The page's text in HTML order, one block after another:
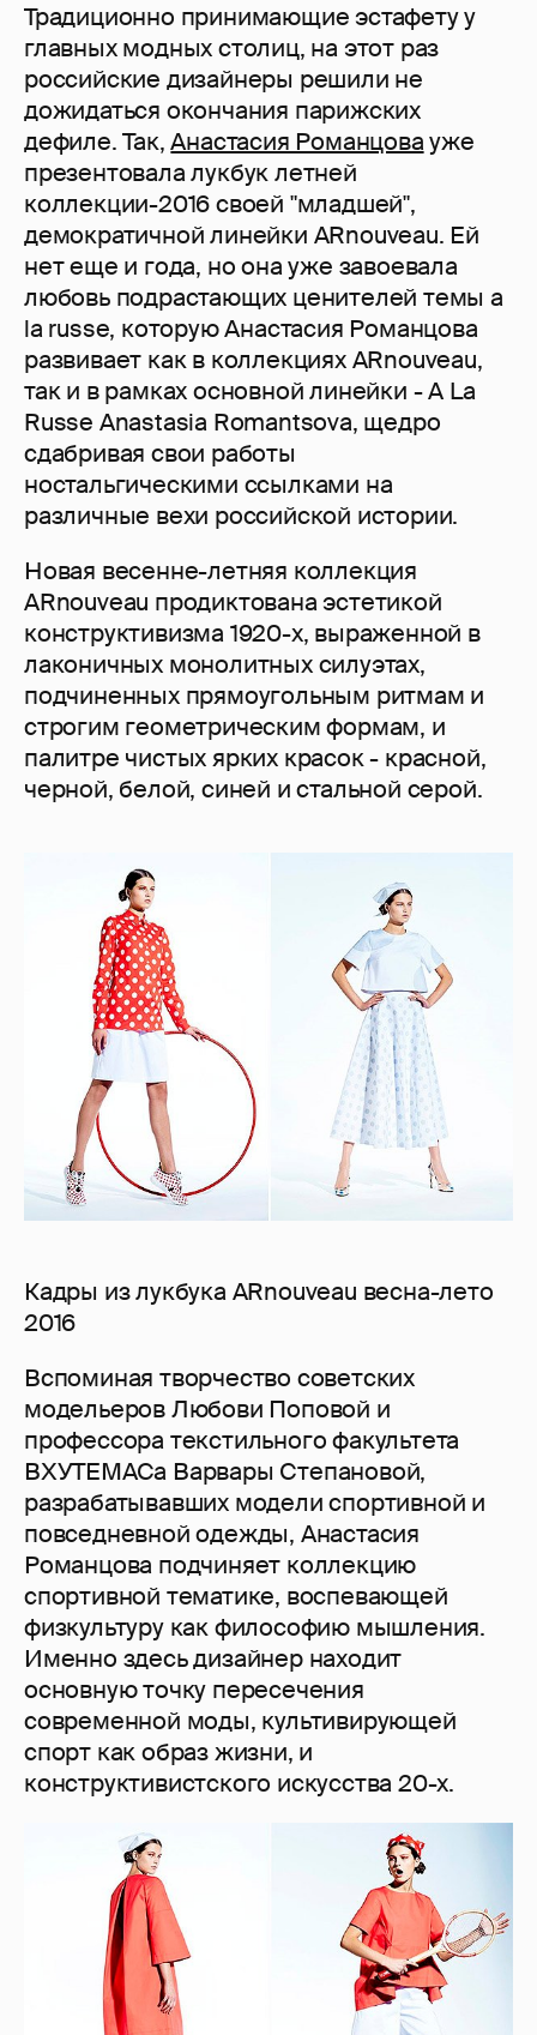
Традиционно принимающие эстафету у
главных модных столиц, на этот раз
российские дизайнеры решили не
дожидаться окончания парижских
дефиле. Так,Анастасия Романцовауже
презентовала лукбук летней
коллекции-2016 своей "младшей",
демократичной линейки ARnouveau. Ей
нет еще и года, но она уже завоевала
любовь подрастающих ценителей темы a
la russe, которую Анастасия Романцова
развивает как в коллекциях ARnouveau,
так и в рамках основной линейки - A La
Russe Anastasia Romantsova, щедро
сдабривая свои работы
ностальгическими ссылками на
различные вехи российской истории.
Новая весенне-летняя коллекция
ARnouveau продиктована эстетикой
конструктивизма 1920-х, выраженной в
лаконичных монолитных силуэтах,
подчиненных прямоугольным ритмам и
строгим геометрическим формам, и
палитре чистых ярких красок - красной,
черной, белой, синей и стальной серой.
Кадры из лукбука ARnouveau весна-лето
2016
Вспоминая творчество советских
модельеров Любови Поповой и
профессора текстильного факультета
ВХУТЕМАСа Варвары Степановой,
разрабатывавших модели спортивной и
повседневной одежды, Анастасия
Романцова подчиняет коллекцию
спортивной тематике, воспевающей
физкультуру как философию мышления.
Именно здесь дизайнер находит
основную точку пересечения
современной моды, культивирующей
спорт как образ жизни, и
конструктивистского искусства 20-х.